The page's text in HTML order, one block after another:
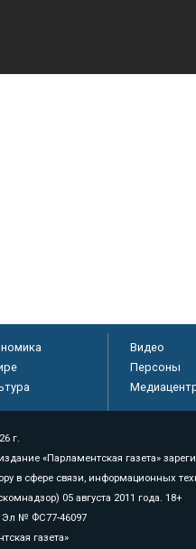
Видео
Персоны
г.
«Парламентская газета»
в сфере связи, информационных
05 августа 2011 года. 18+
Эл № ФС77-46097
газета»